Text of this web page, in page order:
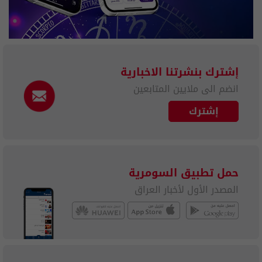
إشترك بنشرتنا الاخبارية
انضم الى ملايين المتابعين
إشترك
حمل تطبيق السومرية
المصدر الأول لأخبار العراق